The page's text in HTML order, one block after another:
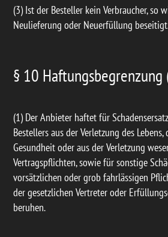
(3) Ist der Besteller kein Verbraucher, so
Neulieferung oder Neuerfüllung
§ 10
(1) Der Anbieter haftet für
Bestellers aus der Verletzung des Lebens,
Gesundheit oder aus der Verletzung
Vertragspflichten, sowie für sonstige
vorsätzlichen oder grob fahrlässigen
der gesetzlichen Vertreter oder
beruhen.